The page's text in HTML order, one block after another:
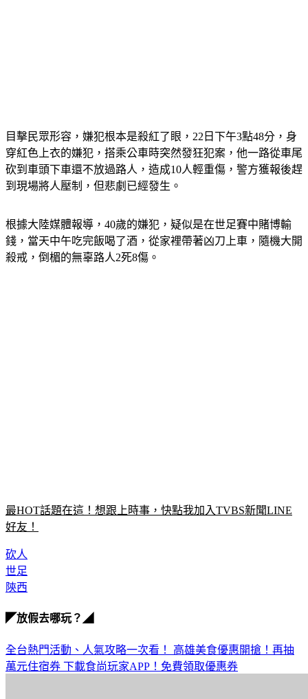
穿紅色上衣的嫌犯，搭乘公車時突然發狂犯案，他一路從車尾
砍到車頭下車還不放過路人，造成10人輕重傷，警方獲報後趕
到現場將人壓制，但悲劇已經發生。
錢，當天中午吃完飯喝了酒，從家裡帶著凶刀上車，隨機大開
殺戒，倒楣的無辜路人2死8傷。
好友！
世足
陝西
萬元住宿券下載食尚玩家APP！免費領取優惠券